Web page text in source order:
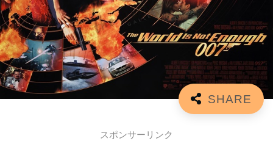
スポンサーリンク